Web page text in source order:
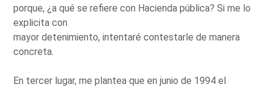
porque, ¿a qué se refiere con Hacienda pública? Si me lo
explicita con
mayor detenimiento, intentaré contestarle de manera
concreta.
En tercer lugar, me plantea que en junio de 1994 el